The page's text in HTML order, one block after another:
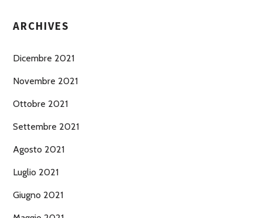
ARCHIVES
Dicembre 2021
Novembre 2021
Ottobre 2021
Settembre 2021
Agosto 2021
Luglio 2021
Giugno 2021